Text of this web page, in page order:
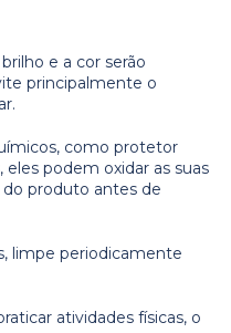
e a cor serão
principalmente o
como protetor
podem oxidar as suas
produto antes de
limpe periodicamente
atividades físicas, o